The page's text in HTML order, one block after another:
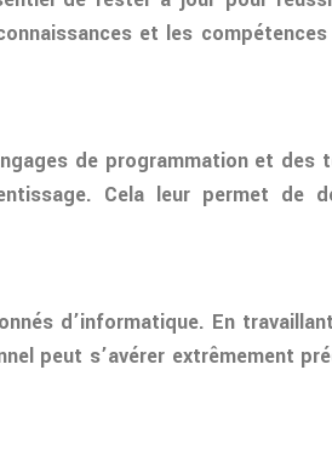
et les
de programmation et des
Cela leur permet de
d’informatique. En
peut s’avérer extrêmement